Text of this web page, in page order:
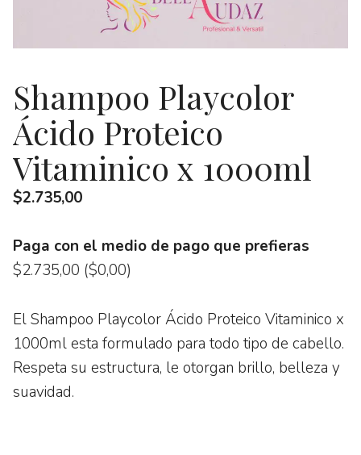
Shampoo Playcolor
Ácido Proteico
Vitaminico x 1000ml
$2.735,00
Paga con el medio de pago que prefieras
$2.735,00 ($0,00)
El Shampoo Playcolor Ácido Proteico Vitaminico x
1000ml esta formulado para todo tipo de cabello.
Respeta su estructura, le otorgan brillo, belleza y
suavidad.